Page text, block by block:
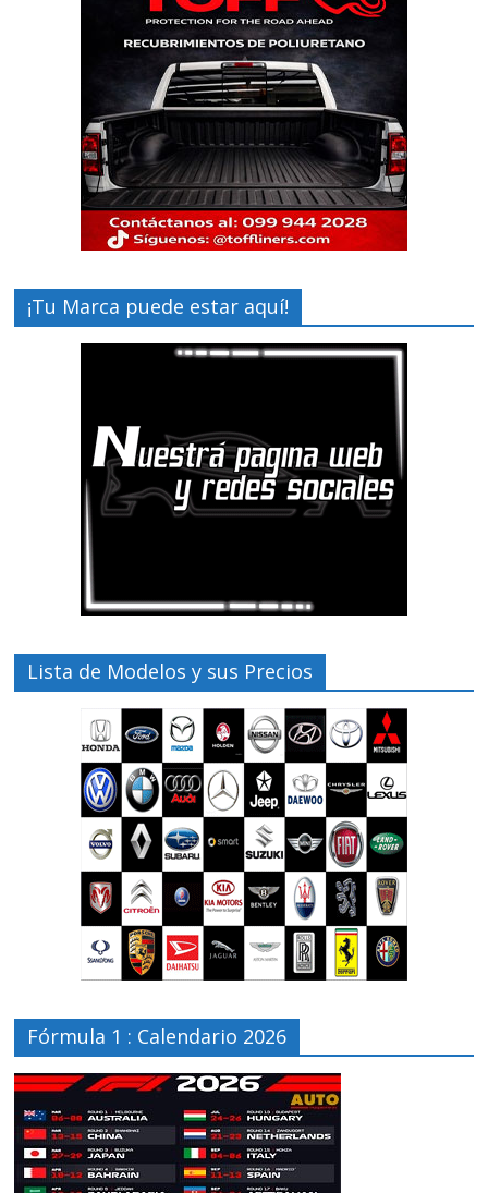
¡Tu Marca puede estar aquí!
Lista de Modelos y sus Precios
Fórmula 1 : Calendario 2026